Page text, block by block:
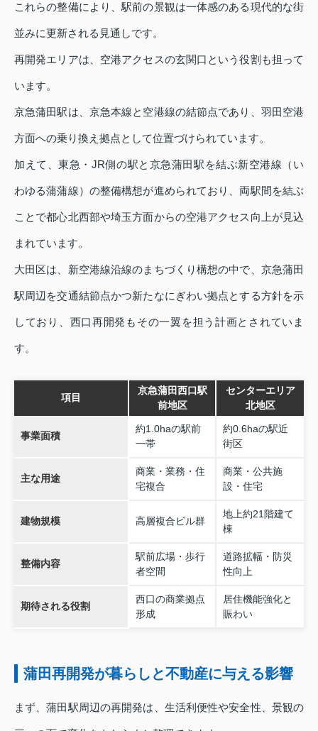
これらの整備により、駅前の景観は一体感のある現代的な街
並みに更新される見通しです。
再開発エリアは、空港アクセスの玄関口という役割も担って
います。
京急蒲田駅は、京急本線と空港線の結節点であり、羽田空港
方面への乗り換え拠点として位置づけられています。
加えて、東急・JR側の駅と京急蒲田駅を結ぶ新空港線（い
わゆる蒲蒲線）の整備構想が進められており、両駅間を結ぶ
ことで都心北西部や埼玉方面からの空港アクセス向上が見込
まれています。
大田区は、新空港線沿線のまちづくり構想の中で、京急蒲田
駅周辺を交通結節点かつ新たなにぎわい拠点とする方針を示
しており、西口再開発もその一翼を担う計画とされていま
す。
項目
京急蒲田西口駅
前地区
センターエリア
北地区
事業面積
約1.0haの駅前
一帯
約0.6haの駅近
街区
主な用途
商業・業務・住
宅複合
商業・公共施
設・住宅
建物規模 高層複合ビル群
地上約21階建て
棟
整備内容
駅前広場・歩行
者空間
道路拡幅・防災
性向上
期待される役割
西口の商業拠点
形成
居住機能強化と
賑わい
蒲田再開発が暮らしと不動産に与える影響
まず、蒲田駅周辺の再開発は、生活利便性や安全性、景観の